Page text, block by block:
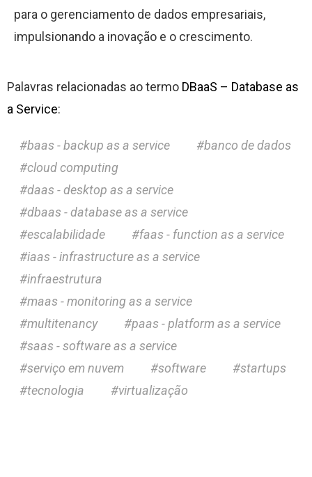
para o gerenciamento de dados empresariais,
impulsionando a inovação e o crescimento.
Palavras relacionadas ao termo DBaaS – Database as
a Service:
baas - backup as a service
banco de dados
cloud computing
daas - desktop as a service
dbaas - database as a service
escalabilidade
faas - function as a service
iaas - infrastructure as a service
infraestrutura
maas - monitoring as a service
multitenancy
paas - platform as a service
saas - software as a service
serviço em nuvem
software
startups
tecnologia
virtualização